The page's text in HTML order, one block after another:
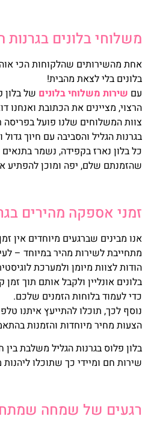
משלוחי בלונים בגרנות
אחת מהשירותים שהלקוחות הכי
בלונים בלי לצאת מהבית!
עם שירות משלוחי בלונים של בלון
הרצוי, מציינים את הכתובת ואנחנו
צוות המשלוחים שלנו פועל בפריסה
בגרנות הגליל והסביבה עם חיוך
כל בלון נארז בקפידה, נשמר בתנאים
שהזמנתם שלם, יפה ומוכן להפתיע
זמני אספקה מהירים
אנו מבינים שברגעים מיוחדים אין
מתחייבת לשירות מהיר במיוחד –
הודות לצוות מיומן ולמערכת
בלונים אונליין ולקבל אותם תוך
כדי לעמוד בלוחות הזמנים שלכם.
נוסף לכך, תוכלו להתייעץ איתנו
הצעות מחיר מיוחדות והזמנות
בלון פלוס בגרנות הגליל משלבת בין
שירות חם ומיידי כך שתוכלו
רגעים של שמחה